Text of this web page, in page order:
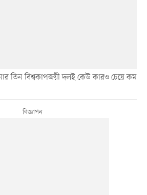
তিন বিশ্বকাপজয়ী দলই কেউ কারও চেয়ে কম